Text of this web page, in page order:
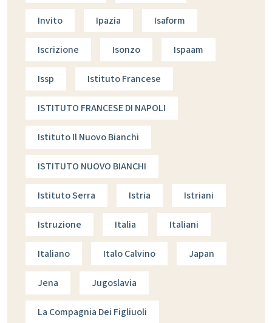
Invito Ipazia Isaform
Iscrizione Isonzo Ispaam
Issp Istituto Francese
ISTITUTO FRANCESE DI NAPOLI
Istituto Il Nuovo Bianchi
ISTITUTO NUOVO BIANCHI
Istituto Serra Istria Istriani
Istruzione Italia Italiani
Italiano Italo Calvino Japan
Jena Jugoslavia
La Compagnia Dei Figliuoli